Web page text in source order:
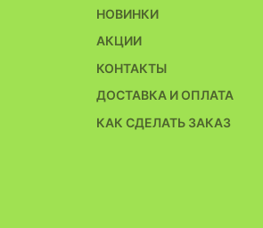
НОВИНКИ
АКЦИИ
КОНТАКТЫ
ДОСТАВКА И ОПЛАТА
КАК СДЕЛАТЬ ЗАКАЗ